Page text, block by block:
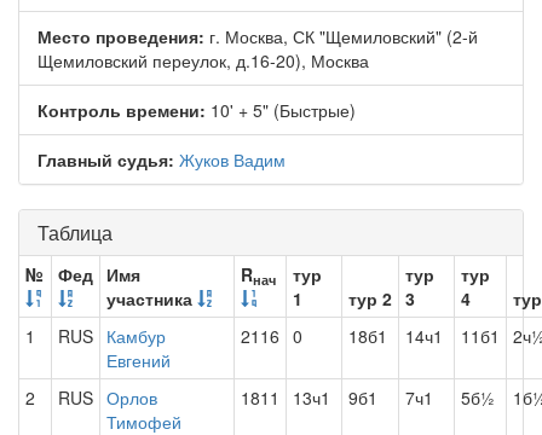
Место проведения: г. Москва, СК "Щемиловский" (2-й
Щемиловский переулок, д.16-20), Москва
Контроль времени: 10' + 5" (Быстрые)
Главный судья: Жуков Вадим
Таблица
№ Фед Имя
участника
Rнач
тур
1
тур 2
тур
3
тур
4
1
RUS Камбур
Евгений
2116 0 18б1 14ч1 11б1
2 RUS Орлов
Тимофей
1811 13ч1 9б1 7ч1 5б½